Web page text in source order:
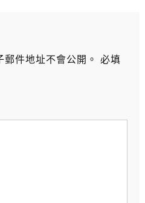
件地址不會公開。 必填